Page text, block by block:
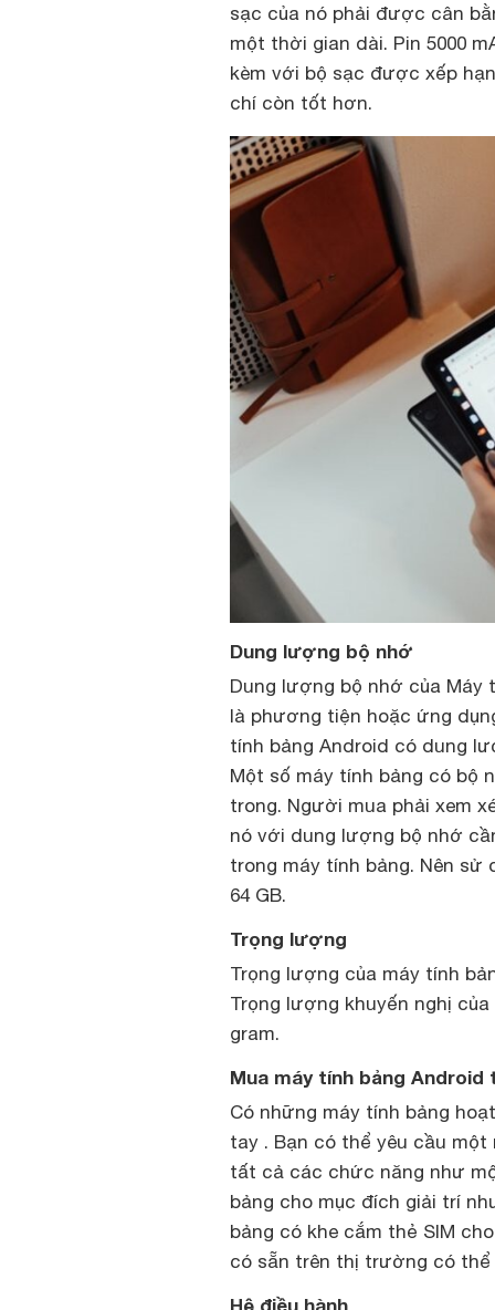
sạc của nó phải được cân
một thời gian dài. Pin 5000
kèm với bộ sạc được xếp
chí còn tốt hơn.
Dung lượng bộ nhớ
Dung lượng bộ nhớ của Máy
là phương tiện hoặc ứng
tính bảng Android có dung
Một số máy tính bảng có bộ
trong. Người mua phải xem
nó với dung lượng bộ nhớ
trong máy tính bảng. Nên sử
64 GB.
Trọng lượng
Trọng lượng của máy tính
Trọng lượng khuyến nghị
gram.
Mua máy tính bảng
Có những máy tính bảng
tay . Bạn có thể yêu cầu
tất cả các chức năng như
bảng cho mục đích giải trí
bảng có khe cắm thẻ SIM
có sẵn trên thị trường có thể
Hệ điều hành